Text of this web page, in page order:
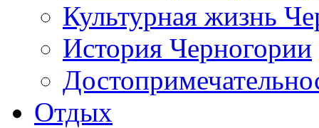
Культурная жизнь
История Черногории
Отдых